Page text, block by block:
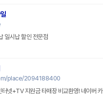
온라인휴대폰성지 현금완납 일시납 할인 전문점
place/2094188400
넷+TV 지원금 타매장 비교환영! 네이버 카